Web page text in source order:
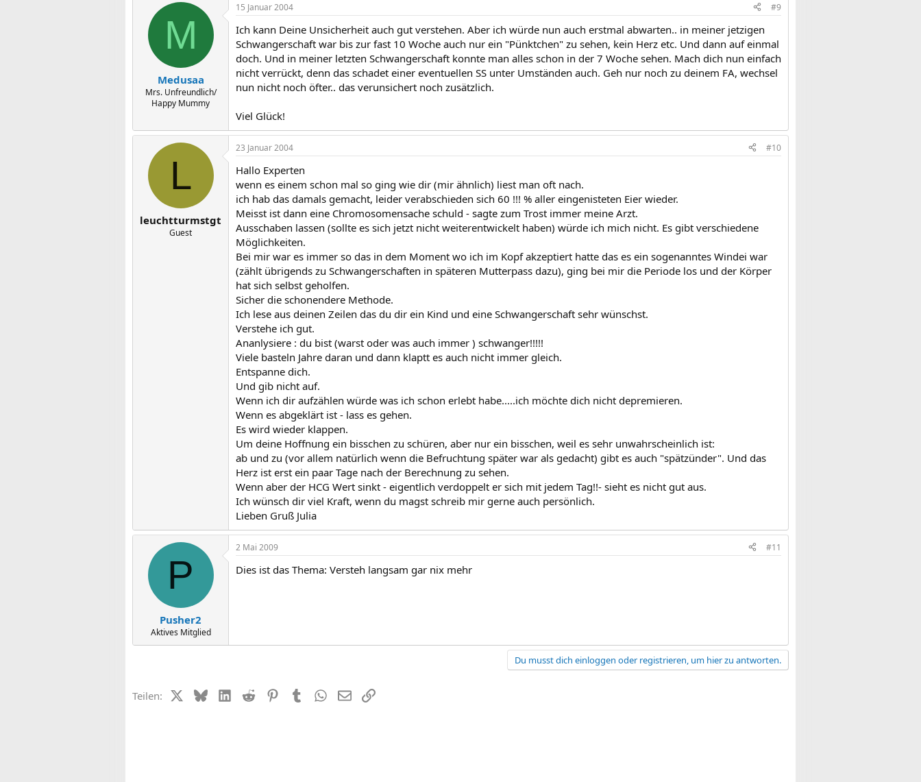
M
Medusaa
Mrs. Unfreundlich/
Happy Mummy
15 Januar 2004 #9
Ich kann Deine Unsicherheit auch gut verstehen. Aber ich würde nun auch erstmal abwarten.. in meiner jetzigen
Schwangerschaft war bis zur fast 10 Woche auch nur ein "Pünktchen" zu sehen, kein Herz etc. Und dann auf einmal
doch. Und in meiner letzten Schwangerschaft konnte man alles schon in der 7 Woche sehen. Mach dich nun einfach
nicht verrückt, denn das schadet einer eventuellen SS unter Umständen auch. Geh nur noch zu deinem FA, wechsel
nun nicht noch öfter.. das verunsichert noch zusätzlich.
Viel Glück!
L
leuchtturmstgt
Guest
23 Januar 2004 #10
Hallo Experten
wenn es einem schon mal so ging wie dir (mir ähnlich) liest man oft nach.
ich hab das damals gemacht, leider verabschieden sich 60 !!! % aller eingenisteten Eier wieder.
Meisst ist dann eine Chromosomensache schuld - sagte zum Trost immer meine Arzt.
Ausschaben lassen (sollte es sich jetzt nicht weiterentwickelt haben) würde ich mich nicht. Es gibt verschiedene
Möglichkeiten.
Bei mir war es immer so das in dem Moment wo ich im Kopf akzeptiert hatte das es ein sogenanntes Windei war
(zählt übrigends zu Schwangerschaften in späteren Mutterpass dazu), ging bei mir die Periode los und der Körper
hat sich selbst geholfen.
Sicher die schonendere Methode.
Ich lese aus deinen Zeilen das du dir ein Kind und eine Schwangerschaft sehr wünschst.
Verstehe ich gut.
Ananlysiere : du bist (warst oder was auch immer ) schwanger!!!!!
Viele basteln Jahre daran und dann klaptt es auch nicht immer gleich.
Entspanne dich.
Und gib nicht auf.
Wenn ich dir aufzählen würde was ich schon erlebt habe.....ich möchte dich nicht depremieren.
Wenn es abgeklärt ist - lass es gehen.
Es wird wieder klappen.
Um deine Hoffnung ein bisschen zu schüren, aber nur ein bisschen, weil es sehr unwahrscheinlich ist:
ab und zu (vor allem natürlich wenn die Befruchtung später war als gedacht) gibt es auch "spätzünder". Und das
Herz ist erst ein paar Tage nach der Berechnung zu sehen.
Wenn aber der HCG Wert sinkt - eigentlich verdoppelt er sich mit jedem Tag!!- sieht es nicht gut aus.
Ich wünsch dir viel Kraft, wenn du magst schreib mir gerne auch persönlich.
Lieben Gruß Julia
P
Pusher2
Aktives Mitglied
2 Mai 2009 #11
Dies ist das Thema: Versteh langsam gar nix mehr
Du musst dich einloggen oder registrieren, um hier zu antworten.
Teilen: X (Twitter)
BlueskyLinkedIn
Reddit PinterestTumblrWhatsApp
E-MailLink